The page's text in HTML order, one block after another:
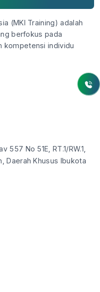
(MKI Training) adalah
berfokus pada
kompetensi individu
557 No 51E, RT.1/RW.1,
Daerah Khusus Ibukota